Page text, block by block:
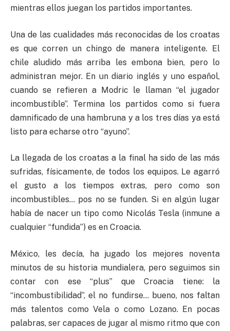
mientras ellos juegan los partidos importantes.
Una de las cualidades más reconocidas de los croatas
es que corren un chingo de manera inteligente. El
chile aludido más arriba les embona bien, pero lo
administran mejor. En un diario inglés y uno español,
cuando se refieren a Modric le llaman “el jugador
incombustible”. Termina los partidos como si fuera
damnificado de una hambruna y a los tres días ya está
listo para echarse otro “ayuno”.
La llegada de los croatas a la final ha sido de las más
sufridas, físicamente, de todos los equipos. Le agarró
el gusto a los tiempos extras, pero como son
incombustibles… pos no se funden. Si en algún lugar
había de nacer un tipo como Nicolás Tesla (inmune a
cualquier “fundida”) es en Croacia.
México, les decía, ha jugado los mejores noventa
minutos de su historia mundialera, pero seguimos sin
contar con ese “plus” que Croacia tiene: la
“incombustibilidad”, el no fundirse… bueno, nos faltan
más talentos como Vela o como Lozano. En pocas
palabras, ser capaces de jugar al mismo ritmo que con